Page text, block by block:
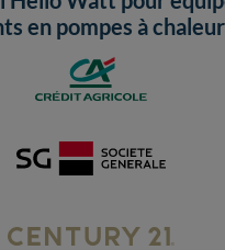
en pompes à chaleur